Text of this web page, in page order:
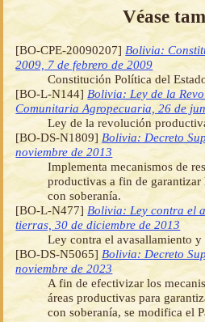
Véase
[BO-CPE-20090207] Bolivia:
2009, 7 de febrero de 2009
Constitución Política del
[BO-L-N144] Bolivia: Ley de la
Comunitaria Agropecuaria, 26 de
Ley de la revolución
[BO-DS-N1809] Bolivia: Decreto
noviembre de 2013
Implementa mecanismos de
productivas a fin de
con soberanía.
[BO-L-N477] Bolivia: Ley contra el
tierras, 30 de diciembre de 2013
Ley contra el avasallamiento
[BO-DS-N5065] Bolivia: Decreto
noviembre de 2023
A fin de efectivizar los
áreas productivas para
con soberanía, se modifica el